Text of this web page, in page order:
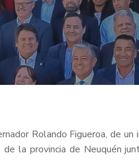
Rolando Figueroa, de
la provincia de Neuquén